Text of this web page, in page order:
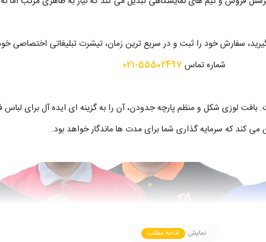
سفارش خود را ثبت و در سریع ترین زمان، تیشرت تبلیغاتی اختصاصی
شماره تماس 55502497-021
لوزی شکل و منظم پارچه جدودن، آن را به گزینه ای ایده آل برای لباس
کند که سرمایه گذاری شما برای مدت ها ماندگار خواهد بود.
نمایش ادامه مطلب